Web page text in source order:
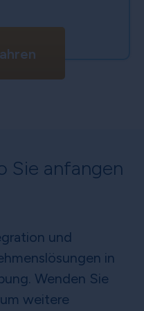
Sie anfangen
und
in
Wenden Sie
weitere